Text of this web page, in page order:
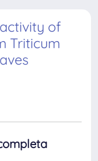
of
Triticum